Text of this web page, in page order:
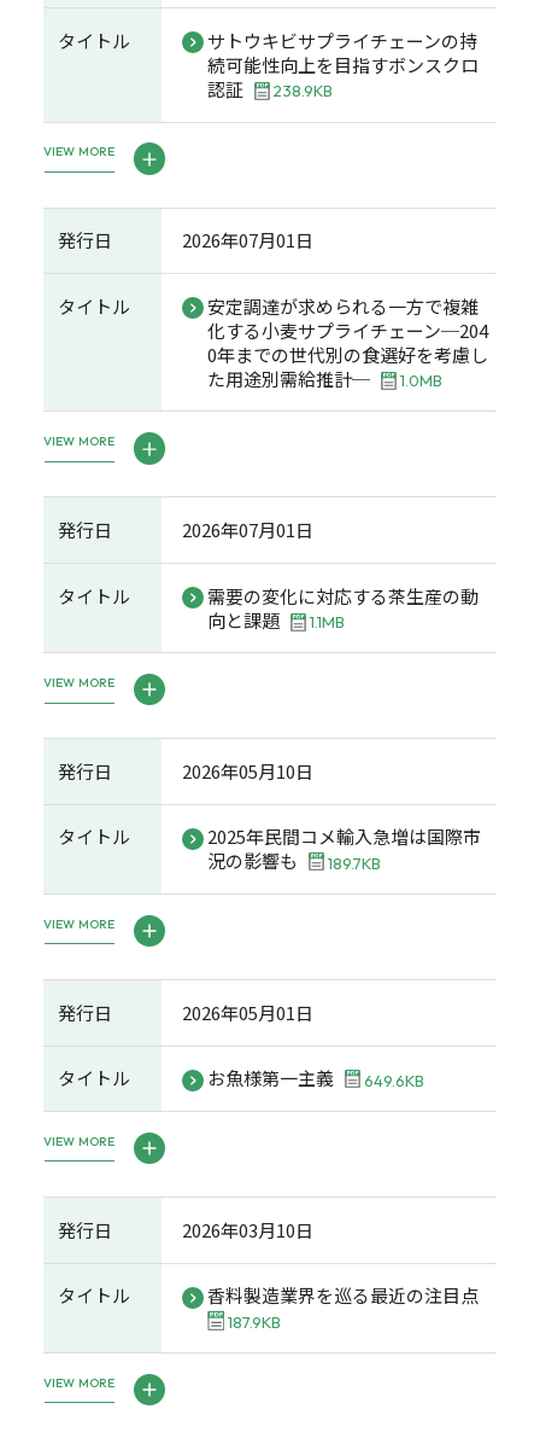
タイトル
サトウキビサプライチェーンの持
続可能性向上を目指すボンスクロ
認証
238.9KB
VIEW MORE
発行日 2026年07月01日
タイトル
安定調達が求められる一方で複雑
化する小麦サプライチェーン─204
0年までの世代別の食選好を考慮し
た用途別需給推計─
1.0MB
VIEW MORE
発行日 2026年07月01日
タイトル
需要の変化に対応する茶生産の動
向と課題
1.1MB
VIEW MORE
発行日 2026年05月10日
タイトル
2025年民間コメ輸入急増は国際市
況の影響も
189.7KB
VIEW MORE
発行日 2026年05月01日
タイトル お魚様第一主義 649.6KB
VIEW MORE
発行日 2026年03月10日
タイトル 香料製造業界を巡る最近の注目点
187.9KB
VIEW MORE